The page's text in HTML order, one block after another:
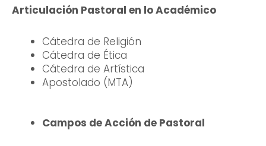
Articulación Pastoral en lo Académico
Cátedra de Religión
Cátedra de Ética
Cátedra de Artística
Apostolado (MTA)
Campos de Acción de Pastoral